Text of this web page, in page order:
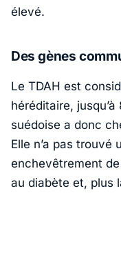
élevé.
Des gènes
Le TDAH est
héréditaire,
suédoise a donc
Elle n’a pas trouvé
enchevêtrement
au diabète et, plus